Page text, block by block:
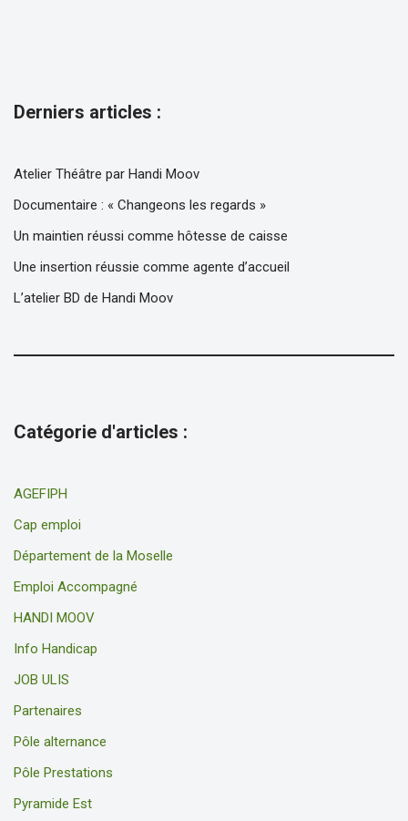
Derniers articles :
Atelier Théâtre par Handi Moov
Documentaire : « Changeons les regards »
Un maintien réussi comme hôtesse de caisse
Une insertion réussie comme agente d’accueil
L’atelier BD de Handi Moov
Catégorie d'articles :
AGEFIPH
Cap emploi
Département de la Moselle
Emploi Accompagné
HANDI MOOV
Info Handicap
JOB ULIS
Partenaires
Pôle alternance
Pôle Prestations
Pyramide Est